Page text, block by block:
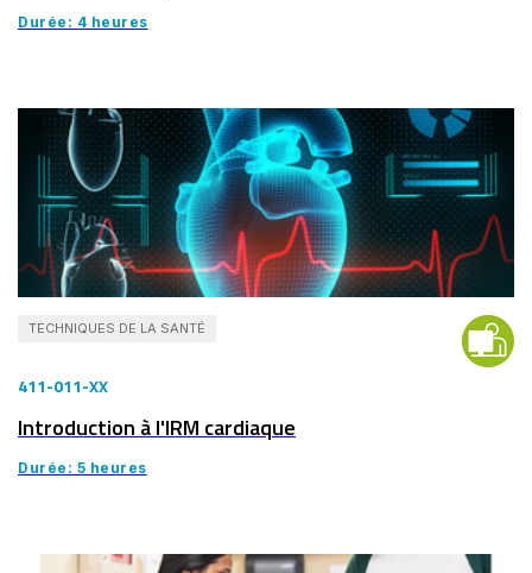
Durée: 4 heures
TECHNIQUES DE LA SANTÉ
411-011-XX
Introduction à l'IRM cardiaque
Durée: 5 heures